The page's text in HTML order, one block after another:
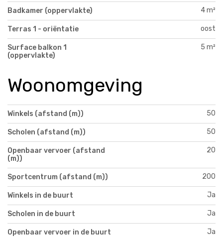
Badkamer (oppervlakte) 4 m²
Terras 1 - oriëntatie oost
Surface balkon 1
(oppervlakte)
5 m²
Woonomgeving
Winkels (afstand (m)) 50
Scholen (afstand (m)) 50
Openbaar vervoer (afstand
(m))
20
Sportcentrum (afstand (m)) 200
Winkels in de buurt Ja
Scholen in de buurt Ja
Openbaar vervoer in de buurt Ja